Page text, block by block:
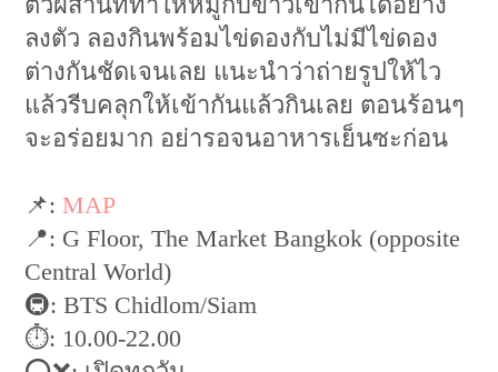
ลงตัว ลองกินพร้อมไข่ดองกับไม่มีไข่ดอง
ต่างกันชัดเจนเลย แนะนำว่าถ่ายรูปให้ไว
แล้วรีบคลุกให้เข้ากันแล้วกินเลย ตอนร้อนๆ
จะอร่อยมาก อย่ารอจนอาหารเย็นซะก่อน
📌:MAP
📍: G Floor, The Market Bangkok (opposite
Central World)
🚇: BTS Chidlom/Siam
⏱: 10.00-22.00